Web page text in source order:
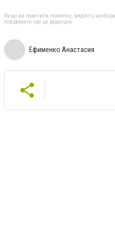
Якщо ви помітили помилку, виділіть
повідомити про це редакцію
Ефименко Анастасия